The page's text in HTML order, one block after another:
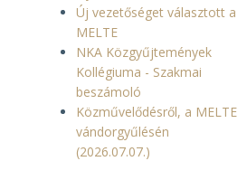
Új vezetőséget választott a
MELTE
NKA Közgyűjtemények
Kollégiuma - Szakmai
beszámoló
Közművelődésről, a MELTE
vándorgyűlésén
(2026.07.07.)